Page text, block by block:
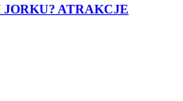
ATRAKCJE